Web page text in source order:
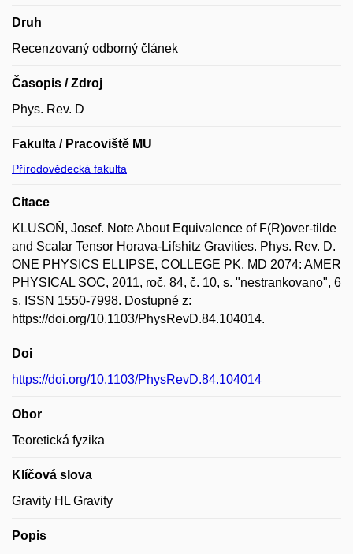
Druh
Recenzovaný odborný článek
Časopis / Zdroj
Phys. Rev. D
Fakulta / Pracoviště MU
Přírodovědecká fakulta
Citace
KLUSOŇ, Josef. Note About Equivalence of F(R)over-tilde
and Scalar Tensor Horava-Lifshitz Gravities. Phys. Rev. D.
ONE PHYSICS ELLIPSE, COLLEGE PK, MD 2074: AMER
PHYSICAL SOC, 2011, roč. 84, č. 10, s. "nestrankovano", 6
s. ISSN 1550-7998. Dostupné z:
https://doi.org/10.1103/PhysRevD.84.104014.
Doi
https://doi.org/10.1103/PhysRevD.84.104014
Obor
Teoretická fyzika
Klíčová slova
Gravity HL Gravity
Popis